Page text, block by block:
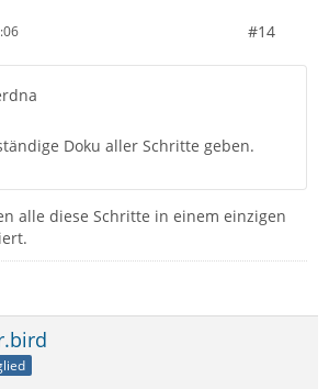
#14
Doku aller Schritte geben.
alle diese Schritte in einem einzigen